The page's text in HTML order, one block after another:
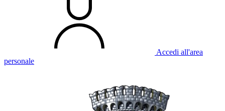
Accedi all'area
personale